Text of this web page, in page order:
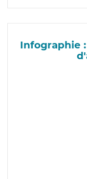
Infographie